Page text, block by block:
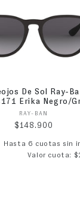
De Sol Ray-
Erika Negro/
Proveedor:
RAY-BAN
Precio habitual
$148.900
Hasta 6 cuotas sin
Valor cuota: